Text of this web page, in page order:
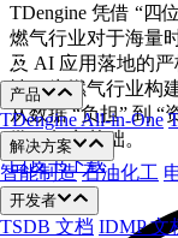
产品
TDengine All-in-One
解决方案
智能制造 石油化工
开发者
TSDB 文档 IDMP 文
TDengine 凭借 “四
燃气行业对于海量
及 AI 应用落地的
性，为燃气行业构
从数据 “负担” 到 “
供了坚实基础。
白皮书下载